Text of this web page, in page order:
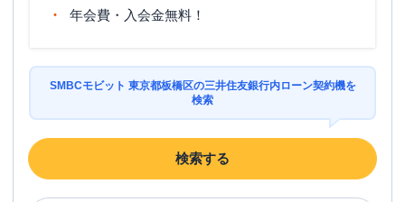
名称 三菱ＵＦＪ銀行 志村坂上支店
営業時間
：-
年会費・入会金無料！
SMBCモビット 東京都板橋区の三井住友銀行内ローン契約機を
検索
検索する